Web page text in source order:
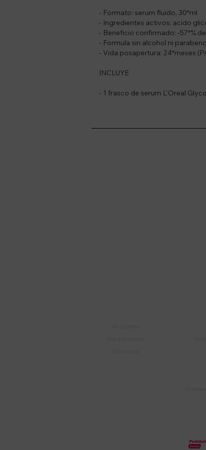
- Formato: serum fluido, 30*ml
- Ingredientes activos: acido
- Beneficio confirmado: -57*%
- Formula sin alcohol ni
- Vida posapertura: 24*meses
INCLUYE
- 1 frasco de serum L'Oreal